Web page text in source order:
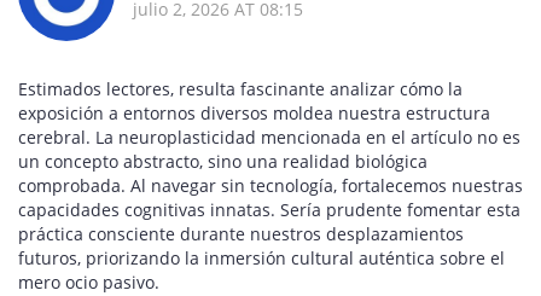
julio 2, 2026 AT 08:15
Estimados lectores, resulta fascinante analizar cómo la
exposición a entornos diversos moldea nuestra estructura
cerebral. La neuroplasticidad mencionada en el artículo no es
un concepto abstracto, sino una realidad biológica
comprobada. Al navegar sin tecnología, fortalecemos nuestras
capacidades cognitivas innatas. Sería prudente fomentar esta
práctica consciente durante nuestros desplazamientos
futuros, priorizando la inmersión cultural auténtica sobre el
mero ocio pasivo.